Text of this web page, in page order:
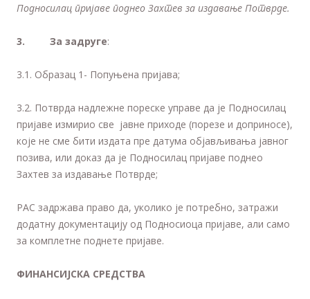
Подносилац пријаве поднео Захтев за издавање Потврде.
3. За задруге:
3.1. Образац 1- Попуњена пријава;
3.2. Потврда надлежне пореске управе да је Подносилац
пријаве измирио све јавне приходе (порезе и доприносе),
које не сме бити издата пре датума објављивања јавног
позива, или доказ да је Подносилац пријаве поднео
Захтев за издавање Потврде;
РАС задржава право да, уколико је потребно, затражи
додатну документацију од Подносиоца пријаве, али само
за комплетне поднете пријаве.
ФИНАНСИЈСКА СРЕДСТВА